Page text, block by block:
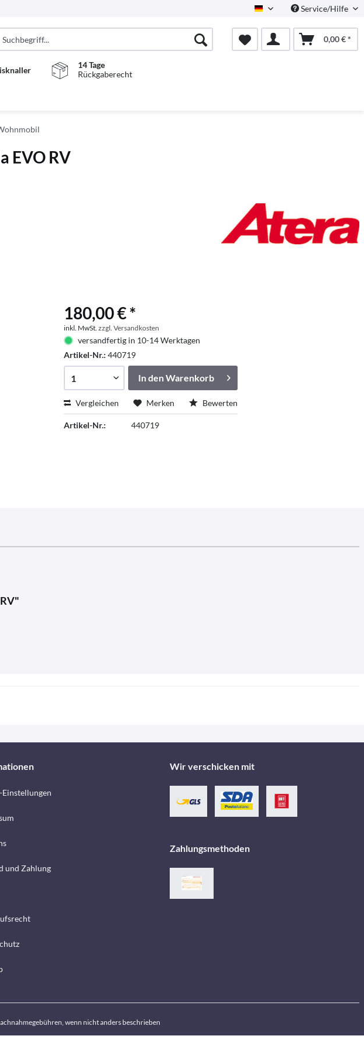
Deutsch Service/Hilfe
0,00 € *
14 Tage
Rückgaberecht
EVO RV
180,00 € *
inkl. MwSt.zzgl. Versandkosten
versandfertig in 10-14 Werktagen
Artikel-Nr.:440719
In denWarenkorb
Vergleichen Merken Bewerten
Artikel-Nr.: 440719
und Zahlung
Wir verschicken mit
Zahlungsmethoden
wenn nicht anders beschrieben